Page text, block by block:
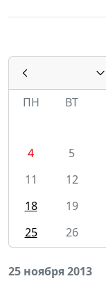
ПН
ВТ
4
5
11
12
18
19
25
26
25 ноября 2013